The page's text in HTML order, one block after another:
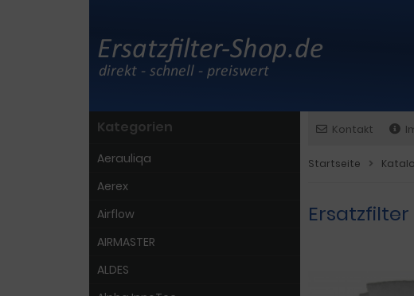
Kontakt
Startseite
Ersatzfilter
Kategorien
Aerauliqa
Aerex
Airflow
AIRMASTER
ALDES